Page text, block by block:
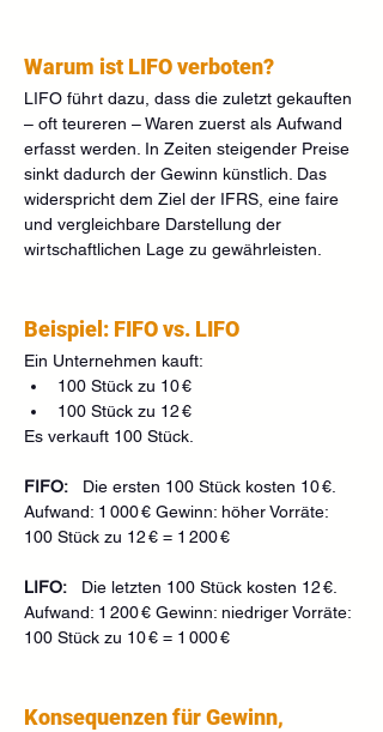
Warum ist LIFO verboten?
LIFO führt dazu, dass die zuletzt gekauften
– oft teureren – Waren zuerst als Aufwand
erfasst werden. In Zeiten steigender Preise
sinkt dadurch der Gewinn künstlich. Das
widerspricht dem Ziel der IFRS, eine faire
und vergleichbare Darstellung der
wirtschaftlichen Lage zu gewährleisten.
Beispiel: FIFO vs. LIFO
Ein Unternehmen kauft:
100 Stück zu 10 €
100 Stück zu 12 €
Es verkauft 100 Stück.
FIFO: Die ersten 100 Stück kosten 10 €.
Aufwand: 1 000 € Gewinn: höher Vorräte:
100 Stück zu 12 € = 1 200 €
LIFO: Die letzten 100 Stück kosten 12 €.
Aufwand: 1 200 € Gewinn: niedriger Vorräte:
100 Stück zu 10 € = 1 000 €
Konsequenzen für Gewinn,